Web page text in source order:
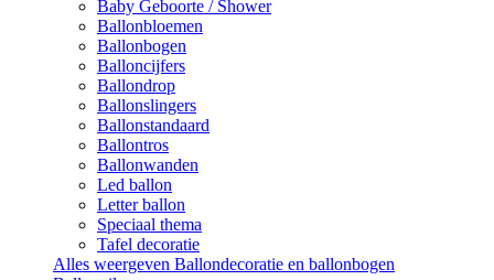
Baby Geboorte / Shower
Ballonbloemen
Ballonbogen
Balloncijfers
Ballondrop
Ballonslingers
Ballonstandaard
Ballontros
Ballonwanden
Led ballon
Letter ballon
Speciaal thema
Tafel decoratie
Alles weergeven Ballondecoratie en ballonbogen